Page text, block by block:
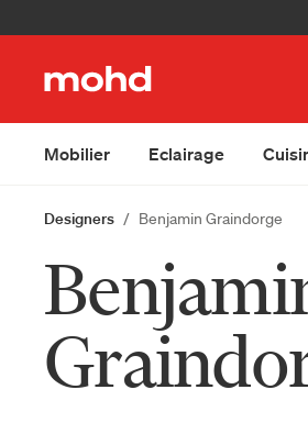
Mobilier Eclairage
Designers Benjamin Graindorge